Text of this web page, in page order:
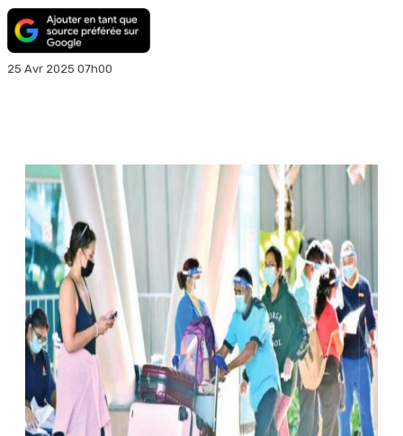
25 Avr 2025 07h00